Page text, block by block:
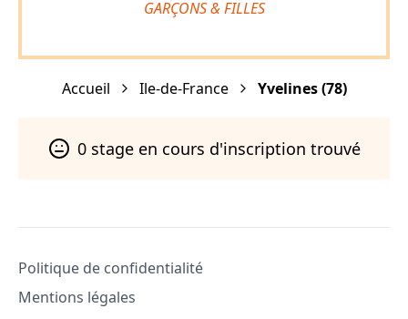
GARÇONS & FILLES
Accueil Ile-de-France Yvelines(78)
0stageen cours d'inscription trouvé
Politique de confidentialité
Mentions légales